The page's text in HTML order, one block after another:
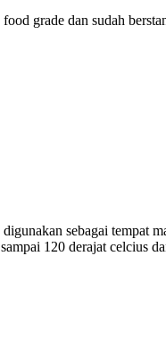
grade dan sudah
sebagai tempat
120 derajat celcius